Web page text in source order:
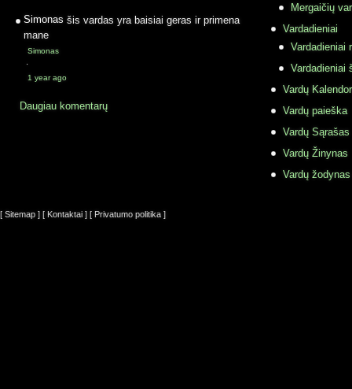
Simonas šis vardas yra baisiai geras ir primena
mane
Simonas
·
1 year ago
Daugiau komentarų
Mergaičių
Vardadieniai
Vardadieniai
Vardadieniai
Vardų
Vardų paieška
Vardų Sąrašas
Vardų Žinynas
Vardų
[ Sitemap ] [ Kontaktai ] [ Privatumo politika ]